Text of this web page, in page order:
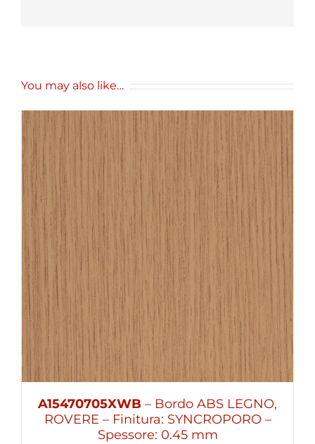
You may also like…
A15470705XWB – Bordo ABS LEGNO,
ROVERE – Finitura: SYNCROPORO –
Spessore: 0.45 mm